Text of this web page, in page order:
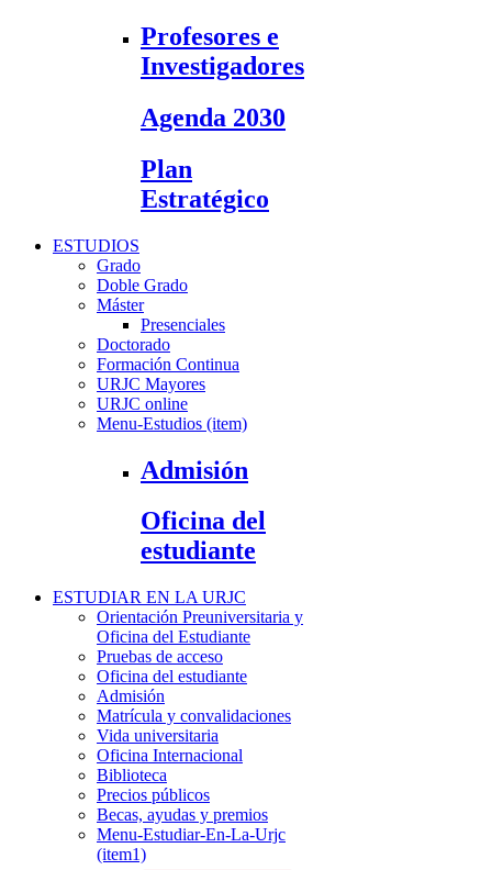
Profesores e
Investigadores
Agenda 2030
Plan
Estratégico
ESTUDIOS
Grado
Doble Grado
Máster
Presenciales
Doctorado
Formación Continua
URJC Mayores
URJC online
Menu-Estudios (item)
Admisión
Oficina del
estudiante
ESTUDIAR EN LA URJC
Orientación Preuniversitaria y
Oficina del Estudiante
Pruebas de acceso
Oficina del estudiante
Admisión
Matrícula y convalidaciones
Vida universitaria
Oficina Internacional
Biblioteca
Precios públicos
Becas, ayudas y premios
Menu-Estudiar-En-La-Urjc
(item1)